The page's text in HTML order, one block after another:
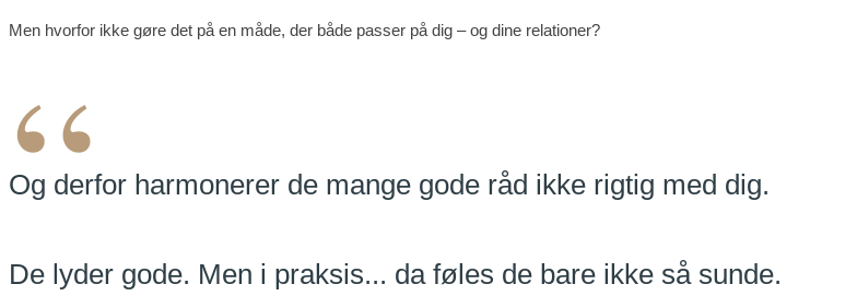
Men hvorfor ikke gøre det på en måde, der både passer på dig – og dine relationer?
“
Og derfor harmonerer de mange gode råd ikke rigtig med dig.
De lyder gode. Men i praksis... da føles de bare ikke så sunde.